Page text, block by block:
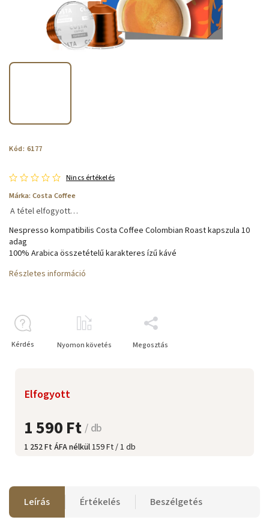
Kód: 6177
Nincs értékelés
Márka: Costa Coffee
1 590 Ft/ db
1 252 Ft ÁFA nélkül159 Ft / 1 db
Elfogyott
A tétel elfogyott…
Nespresso kompatibilis Costa Coffee Colombian Roast kapszula 10
adag
100% Arabica összetételű karakteres ízű kávé
Részletes információ
Kérdés Nyomon követés Megosztás
Leírás Értékelés Beszélgetés